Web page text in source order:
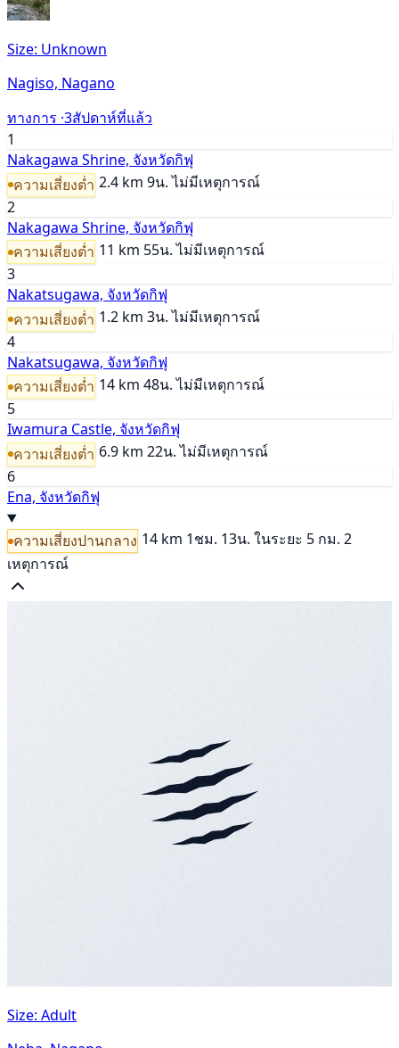
Size: Unknown
Nagiso, Nagano
ทางการ ·3สัปดาห์ที่แล้ว
1
Nakagawa Shrine, จังหวัดกิฟุ
ความเสี่ยงต่ำ 2.4 km 9น. ไม่มีเหตุการณ์
2
Nakagawa Shrine, จังหวัดกิฟุ
ความเสี่ยงต่ำ 11 km 55น. ไม่มีเหตุการณ์
3
Nakatsugawa, จังหวัดกิฟุ
ความเสี่ยงต่ำ 1.2 km 3น. ไม่มีเหตุการณ์
4
Nakatsugawa, จังหวัดกิฟุ
ความเสี่ยงต่ำ 14 km 48น. ไม่มีเหตุการณ์
5
Iwamura Castle, จังหวัดกิฟุ
ความเสี่ยงต่ำ 6.9 km 22น. ไม่มีเหตุการณ์
6
Ena, จังหวัดกิฟุ
ความเสี่ยงปานกลาง 14 km 1ชม. 13น. ในระยะ 5 กม. 2
เหตุการณ์
Size: Adult